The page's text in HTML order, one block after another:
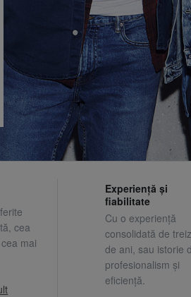
cea
mai
Experiență și
fiabilitate
Cu o experiență
consolidată de
de ani, sau istorie
profesionalism și
eficiență.